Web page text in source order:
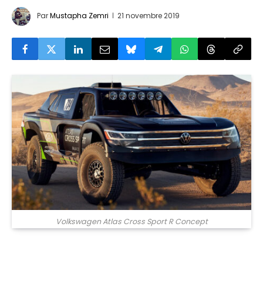
ParMustapha Zemri 21 novembre 2019
Volkswagen Atlas Cross Sport R Concept